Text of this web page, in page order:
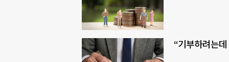
“기부하려는